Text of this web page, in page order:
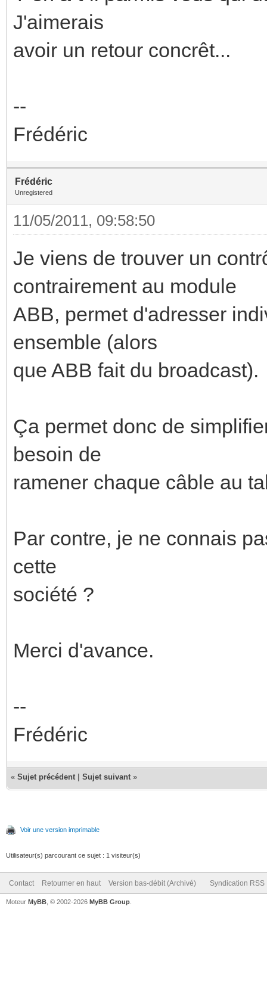
J'aimerais
avoir un retour concrêt...
--
Frédéric
Frédéric
Unregistered
11/05/2011, 09:58:50
Je viens de trouver un
contrairement au module
ABB, permet d'adresser
ensemble (alors
que ABB fait du broadcast).
Ça permet donc de
besoin de
ramener chaque câble au
Par contre, je ne connais
cette
société ?
Merci d'avance.
--
Frédéric
« Sujet précédent Sujet suivant »
Voir une version imprimable
Utilisateur(s) parcourant ce sujet : 1 visiteur(s)
Contact Retourner en haut Version bas-débit (Archivé) Syndication RSS
Moteur MyBB , © 2002-2026 MyBB Group